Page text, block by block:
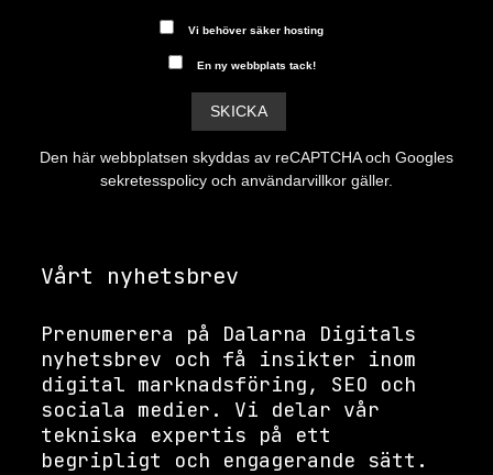
Vi behöver säker hosting
En ny webbplats tack!
Den här webbplatsen skyddas av reCAPTCHA och Googles
sekretesspolicy och användarvillkor gäller.
Vårt nyhetsbrev
Prenumerera på Dalarna Digitals
nyhetsbrev och få insikter inom
digital marknadsföring, SEO och
sociala medier. Vi delar vår
tekniska expertis på ett
begripligt och engagerande sätt.